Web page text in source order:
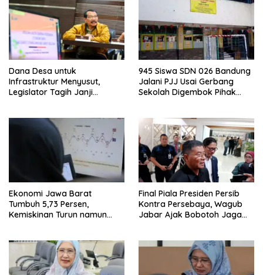
Dana Desa untuk
Infrastruktur Menyusut,
Legislator Tagih Janji
945 Siswa SDN 026 Bandung
Jalani PJJ Usai Gerbang
Sekolah Digembok Pihak
Ekonomi Jawa Barat
Tumbuh 5,73 Persen,
Kemiskinan Turun namun
Final Piala Presiden Persib
Kontra Persebaya, Wagub
Jabar Ajak Bobotoh Jaga